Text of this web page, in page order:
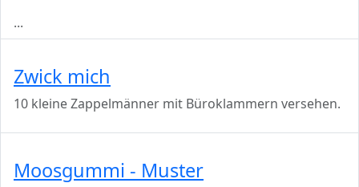
...
Zwick mich
10 kleine Zappelmänner mit Büroklammern versehen.
Moosgummi - Muster